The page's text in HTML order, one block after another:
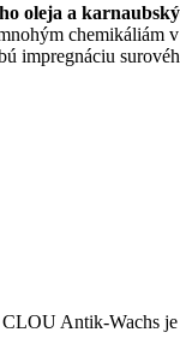
oleja a
chemikáliám
impregnáciu
Antik-Wachs